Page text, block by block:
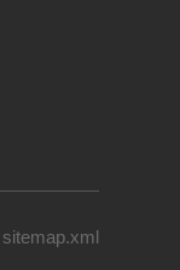
sitemap.xml